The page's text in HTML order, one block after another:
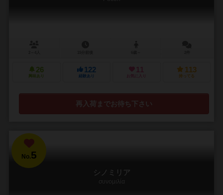
26
興味あり
122
経験あり
11
お気に入り
113
持ってる
再入荷までお待ち下さい
No.5
シノミリア
συνομιλία